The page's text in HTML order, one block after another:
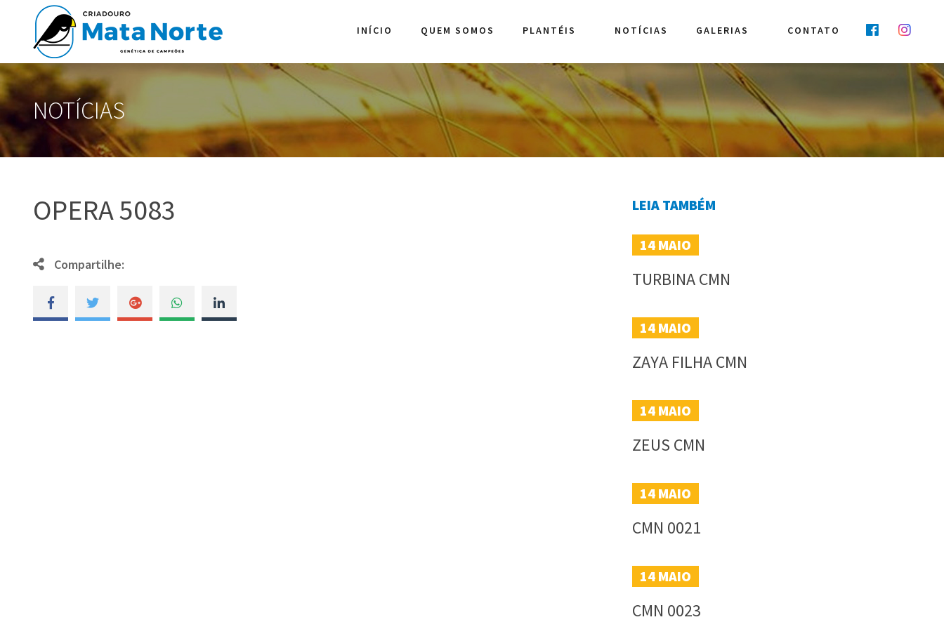
INÍCIO QUEM SOMOS PLANTÉIS NOTÍCIAS GALERIAS CONTATO
NOTÍCIAS
OPERA 5083
Compartilhe:
LEIA TAMBÉM
14 MAIO
TURBINA CMN
14 MAIO
ZAYA FILHA CMN
14 MAIO
ZEUS CMN
14 MAIO
CMN 0021
14 MAIO
CMN 0023